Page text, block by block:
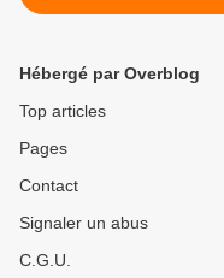
Hébergé par Overblog
Top articles
Pages
Contact
Signaler un abus
C.G.U.